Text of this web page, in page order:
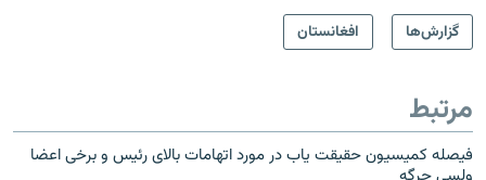
گزارش‌ها
افغانستان
مرتبط
فیصله کمیسیون حقیقت یاب در مورد اتهامات بالای رئیس و برخی اعضا